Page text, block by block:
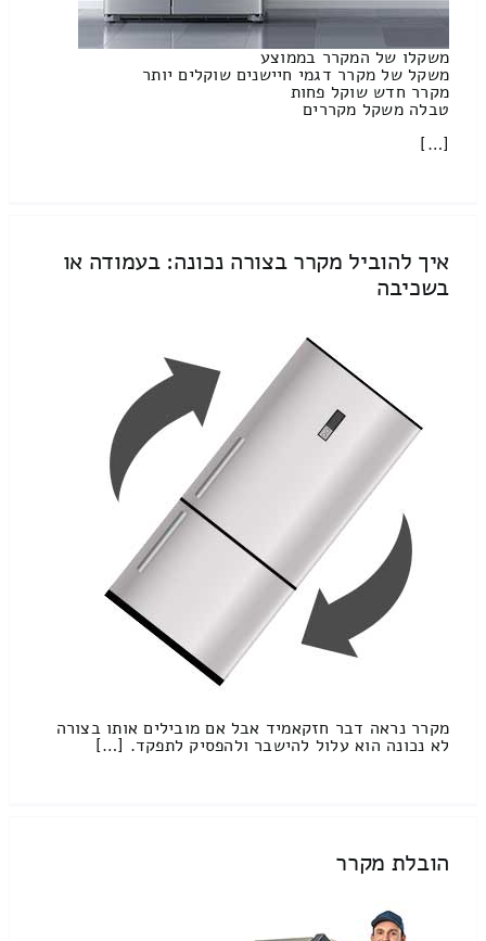
משקלו של המקרר בממוצע
משקל של מקרר דגמי חיישנים שוקלים יותר
מקרר חדש שוקל פחות
טבלה משקל מקררים
[…]
איך להוביל מקרר בצורה נכונה: בעמודה או
בשכיבה
מקרר נראה דבר חזקאמיד אבל אם מובילים אותו בצורה
לא נכונה הוא עלול להישבר ולהפסיק לתפקד. […]
הובלת מקרר